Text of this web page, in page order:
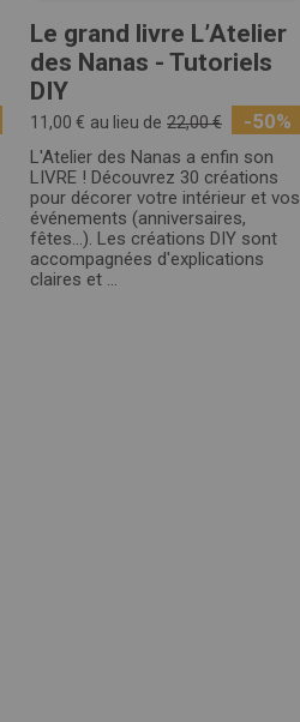
Le grand livre L’Atelier
des Nanas - Tutoriels
DIY
11,00 € au lieu de 22,00 € -50%
L'Atelier des Nanas a enfin son
LIVRE ! Découvrez 30 créations
pour décorer votre intérieur et vos
événements (anniversaires,
fêtes…). Les créations DIY sont
accompagnées d'explications
claires et ...